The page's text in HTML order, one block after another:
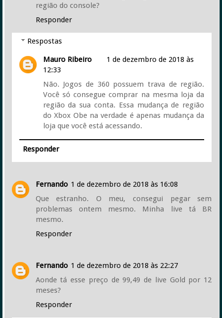
região do console?
Responder
Respostas
Mauro Ribeiro
1 de dezembro de 2018 às
12:33
Não. Jogos de 360 possuem trava de região.
Você só consegue comprar na mesma loja da
região da sua conta. Essa mudança de região
do Xbox Obe na verdade é apenas mudança da
loja que você está acessando.
Responder
Fernando 1 de dezembro de 2018 às 16:08
Que estranho. O meu, consegui pegar sem
problemas ontem mesmo. Minha live tá BR
mesmo.
Responder
Fernando 1 de dezembro de 2018 às 22:27
Aonde tá esse preço de 99,49 de live Gold por 12
meses?
Responder